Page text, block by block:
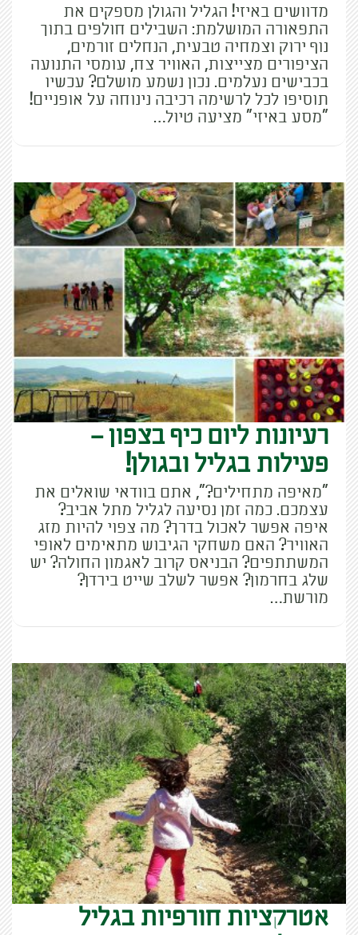
מדוושים באיזי! הגליל והגולן מספקים את
התפאורה המושלמת: השבילים חולפים בתוך
נוף ירוק וצמחיה טבעית, הנחלים זורמים,
הציפורים מצייצות, האוויר צח, עומסי התנועה
בכבישים נעלמים. נכון נשמע מושלם? עכשיו
תוסיפו לכל לרשימה רכיבה נינוחה על אופניים!
"מסע באיזי" מציעה טיול…
רעיונות ליום כיף בצפון –
פעילות בגליל ובגולן!
"מאיפה מתחילים?", אתם בוודאי שואלים את
עצמכם. כמה זמן נסיעה לגליל מתל אביב?
איפה אפשר לאכול בדרך? מה צפוי להיות מזג
האוויר? האם משחקי הגיבוש מתאימים לאופי
המשתתפים? הבניאס קרוב לאגמון החולה? יש
שלג בחרמון? אפשר לשלב שייט בירדן?
מורשת…
אטרקציות חורפיות בגליל